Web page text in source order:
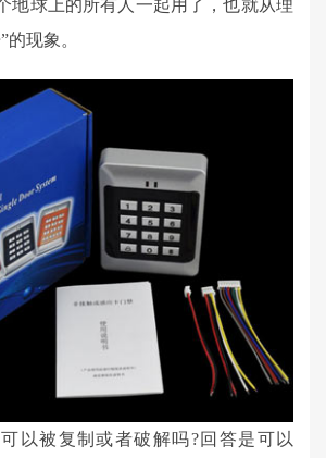
地球上的所有人一起用了，也就从理
现象。
以被复制或者破解吗?回答是可以